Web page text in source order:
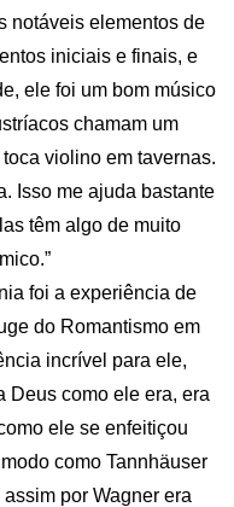
notáveis elementos de
iniciais e finais, e
ele foi um bom músico
chamam um
violino em tavernas.
Isso me ajuda bastante
têm algo de muito
foi a experiência de
do Romantismo em
incrível para ele,
Deus como ele era, era
ele se enfeitiçou
como Tannhäuser
por Wagner era